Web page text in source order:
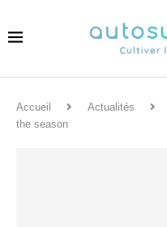
Accueil Actualités
the season